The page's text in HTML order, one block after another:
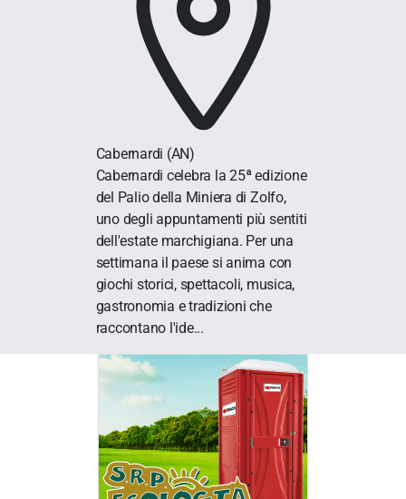
Cabernardi (AN)
Cabernardi celebra la 25ª edizione
del Palio della Miniera di Zolfo,
uno degli appuntamenti più sentiti
dell'estate marchigiana. Per una
settimana il paese si anima con
giochi storici, spettacoli, musica,
gastronomia e tradizioni che
raccontano l'ide...